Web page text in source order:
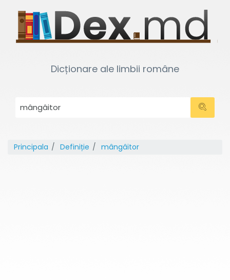
Dicționare ale limbii române
Principala Definiție mângâitor